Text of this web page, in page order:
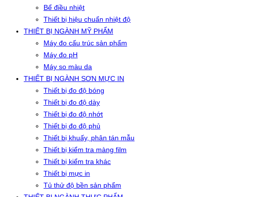
Bể điều nhiệt
Thiết bị hiệu chuẩn nhiệt độ
THIẾT BỊ NGÀNH MỸ PHẨM
Máy đo cấu trúc sản phẩm
Máy đo pH
Máy so màu da
THIẾT BỊ NGÀNH SƠN MỰC IN
Thiết bị đo độ bóng
Thiết bị đo độ dày
Thiết bị đo độ nhớt
Thiết bị đo độ phủ
Thiết bị khuấy, phân tán mẫu
Thiết bị kiểm tra màng film
Thiết bị kiểm tra khác
Thiết bị mực in
Tủ thử độ bền sản phẩm